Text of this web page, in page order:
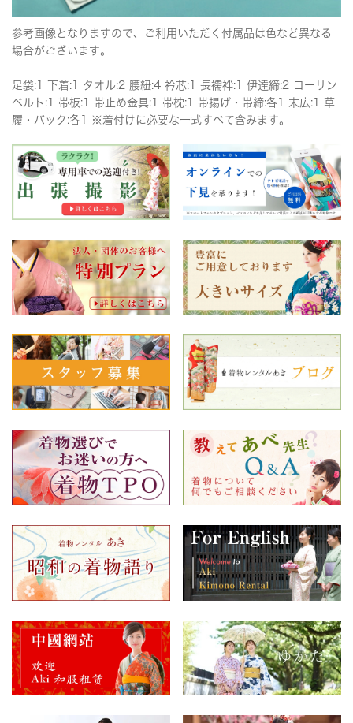
参考画像となりますので、ご利用いただく付属品は色など異なる
場合がございます。
足袋:1 下着:1 タオル:2 腰紐:4 衿芯:1 長襦袢:1 伊達締:2 コーリン
ベルト:1 帯板:1 帯止め金具:1 帯枕:1 帯揚げ・帯締:各1 末広:1 草
履・バック:各1 ※着付けに必要な一式すべて含みます。